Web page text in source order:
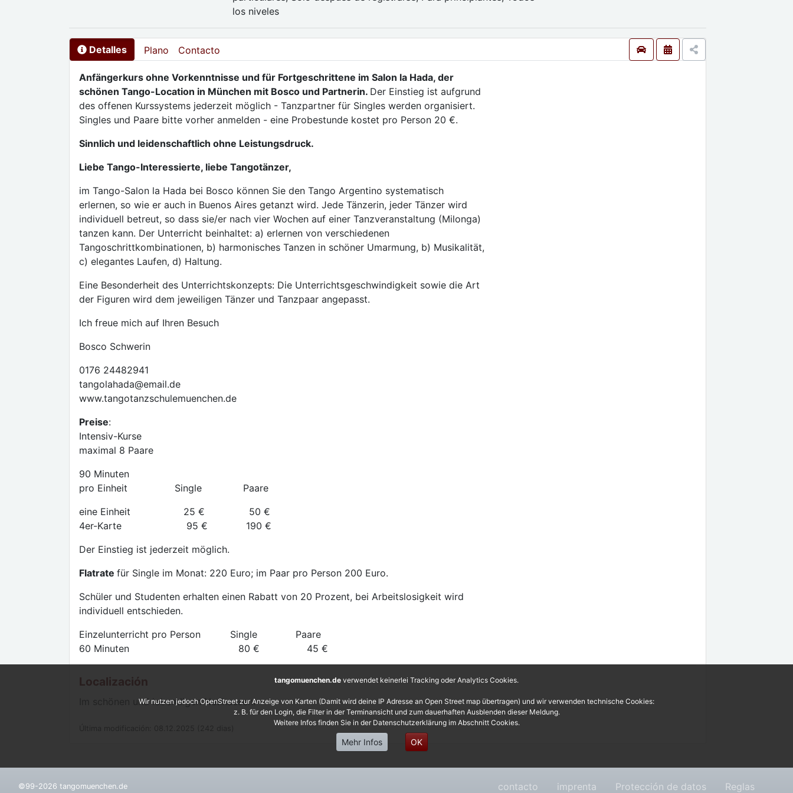
los niveles
Detalles Plano Contacto
Anfängerkurs ohne Vorkenntnisse und für Fortgeschrittene im Salon la Hada, der
schönen Tango-Location in München mit Bosco und Partnerin. Der Einstieg ist aufgrund
des offenen Kurssystems jederzeit möglich - Tanzpartner für Singles werden organisiert.
Singles und Paare bitte vorher anmelden - eine Probestunde kostet pro Person 20 €.
Sinnlich und leidenschaftlich ohne Leistungsdruck.
Liebe Tango-Interessierte, liebe Tangotänzer,
im Tango-Salon la Hada bei Bosco können Sie den Tango Argentino systematisch
erlernen, so wie er auch in Buenos Aires getanzt wird. Jede Tänzerin, jeder Tänzer wird
individuell betreut, so dass sie/er nach vier Wochen auf einer Tanzveranstaltung (Milonga)
tanzen kann. Der Unterricht beinhaltet: a) erlernen von verschiedenen
Tangoschrittkombinationen, b) harmonisches Tanzen in schöner Umarmung, b) Musikalität,
c) elegantes Laufen, d) Haltung.
Eine Besonderheit des Unterrichtskonzepts: Die Unterrichtsgeschwindigkeit sowie die Art
der Figuren wird dem jeweiligen Tänzer und Tanzpaar angepasst.
Ich freue mich auf Ihren Besuch
Bosco Schwerin
0176 24482941
tangolahada@email.de
www.tangotanzschulemuenchen.de
Preise:
Intensiv-Kurse
maximal 8 Paare
90 Minuten
pro Einheit Single Paare
eine Einheit 25 € 50 €
4er-Karte 95 € 190 €
Der Einstieg ist jederzeit möglich.
Flatrate für Single im Monat: 220 Euro; im Paar pro Person 200 Euro.
Schüler und Studenten erhalten einen Rabatt von 20 Prozent, bei Arbeitslosigkeit wird
individuell entschieden.
Einzelunterricht pro Person Single Paare
60 Minuten 80 € 45 €
Localización
Im schönen und lebendigen Neuhausen!
©99-2026 tangomuenchen.de contacto imprenta Protección de datos Reglas
tangomuenchen.de verwendet keinerlei Tracking oder Analytics Cookies.
Wir nutzen jedoch OpenStreet zur Anzeige von Karten (Damit wird deine IP Adresse an Open Street map übertragen) und wir verwenden technische Cookies:
z. B. für den Login, die Filter in der Terminansicht und zum dauerhaften Ausblenden dieser Meldung.
Weitere Infos finden Sie in der Datenschutzerklärung im Abschnitt Cookies.
Mehr Infos OK